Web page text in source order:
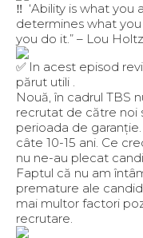
‘Ability is what
determines what
you do it.” – Lou Holtz
In acest episod
părut utili .
Nouă, în cadrul TBS
recrutat de către noi
perioada de
câte 10-15 ani. Ce
nu ne-au plecat
Faptul că nu am
premature ale
mai multor factori
recrutare.